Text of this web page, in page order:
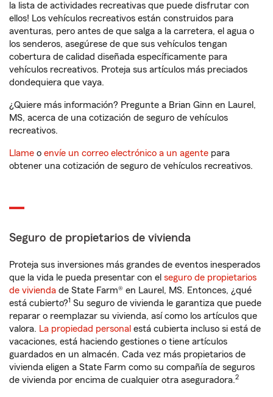
la lista de actividades recreativas que puede disfrutar con
ellos! Los vehículos recreativos están construidos para
aventuras, pero antes de que salga a la carretera, el agua o
los senderos, asegúrese de que sus vehículos tengan
cobertura de calidad diseñada específicamente para
vehículos recreativos. Proteja sus artículos más preciados
dondequiera que vaya.
¿Quiere más información? Pregunte a Brian Ginn en Laurel,
MS, acerca de una cotización de seguro de vehículos
recreativos.
Llame o envíe un correo electrónico a un agente para
obtener una cotización de seguro de vehículos recreativos.
Seguro de propietarios de vivienda
Proteja sus inversiones más grandes de eventos inesperados
que la vida le pueda presentar con el seguro de propietarios
de vivienda de State Farm® en Laurel, MS. Entonces, ¿qué
está cubierto?1 Su seguro de vivienda le garantiza que puede
reparar o reemplazar su vivienda, así como los artículos que
valora. La propiedad personal está cubierta incluso si está de
vacaciones, está haciendo gestiones o tiene artículos
guardados en un almacén. Cada vez más propietarios de
vivienda eligen a State Farm como su compañía de seguros
de vivienda por encima de cualquier otra aseguradora.2